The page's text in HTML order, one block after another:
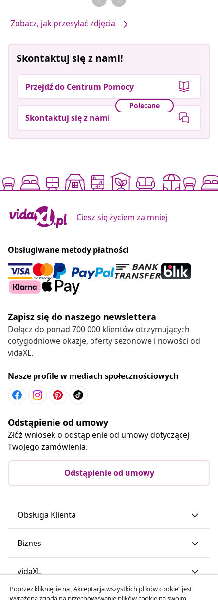
Zobacz, jak przesyłać zdjęcia
Skontaktuj się z nami!
Przejdź do Centrum Pomocy
Polecane
Skontaktuj się z nami
Ciesz się życiem za mniej
Obsługiwane metody płatności
Zapisz się do naszego newslettera
Dołącz do ponad 700 000 klientów otrzymujących
cotygodniowe okazje, oferty sezonowe i nowości od
vidaXL.
Nasze profile w mediach społecznościowych
Odstąpienie od umowy
Złóż wniosek o odstąpienie od umowy dotyczącej
Twojego zamówienia.
Odstąpienie od umowy
Obsługa Klienta
Biznes
vidaXL
Poprzez kliknięcie na „Akceptacja wszystkich plików cookie” jest
wyrażona zgoda na przechowywanie plików cookie na swoim